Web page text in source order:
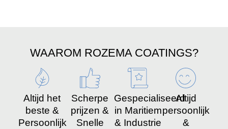
WAAROM ROZEMA COATINGS?
Altijd het
beste &
Persoonlijk
Scherpe
prijzen &
Snelle
Gespecialiseerd
in Maritiem
& Industrie
Altijd
persoonlijk
&